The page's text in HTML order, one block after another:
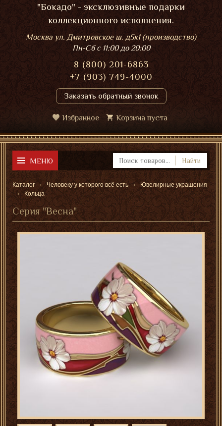
"Бокадо" - эксклюзивные подарки
коллекционного исполнения.
Москва ул. Дмитровское ш. д5к1 (производство)
Пн-Сбс 11:00 до 20:00
8 (800) 201-6863
+7 (903) 749-4000
Заказать обратный звонок
Избранное Корзина пуста
МЕНЮ Найти
Каталог Человеку у которого всё есть
Ювелирные украшения
Кольца
Серия "Весна"